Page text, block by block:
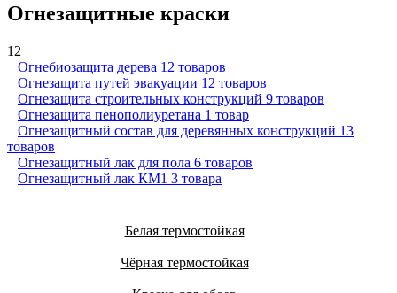
Огнезащитные краски
12
Огнебиозащита дерева 12 товаров
Огнезащита путей эвакуации 12 товаров
Огнезащита строительных конструкций 9 товаров
Огнезащита пенополиуретана 1 товар
Огнезащитный состав для деревянных конструкций 13
товаров
Огнезащитный лак для пола 6 товаров
Огнезащитный лак КМ1 3 товара
Белая термостойкая
Чёрная термостойкая